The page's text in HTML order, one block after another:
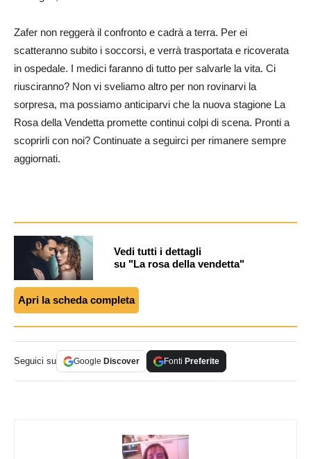
Zafer non reggerà il confronto e cadrà a terra. Per ei
scatteranno subito i soccorsi, e verrà trasportata e ricoverata
in ospedale. I medici faranno di tutto per salvarle la vita. Ci
riusciranno? Non vi sveliamo altro per non rovinarvi la
sorpresa, ma possiamo anticiparvi che la nuova stagione La
Rosa della Vendetta promette continui colpi di scena. Pronti a
scoprirli con noi? Continuate a seguirci per rimanere sempre
aggiornati.
Vedi tutti i dettagli
su "La rosa della vendetta"
Apri la scheda completa
Seguici su Google Discover Fonti Preferite